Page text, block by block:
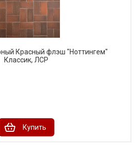
Красный флэш "Ноттингем"
Классик, ЛСР
Купить